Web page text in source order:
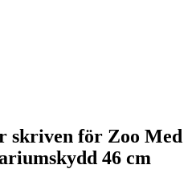
skriven för Zoo Med
46 cm